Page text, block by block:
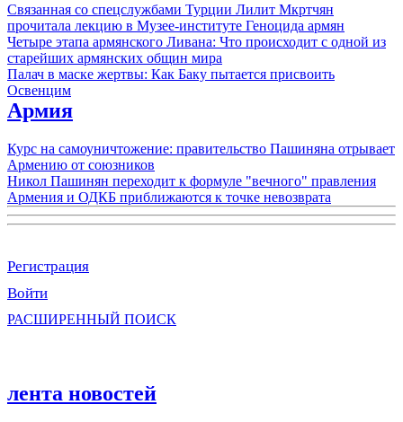
Связанная со спецслужбами Турции Лилит Мкртчян
прочитала лекцию в Музее-институте Геноцида армян
Четыре этапа армянского Ливана: Что происходит с одной из
старейших армянских общин мира
Палач в маске жертвы: Как Баку пытается присвоить
Освенцим
Армия
Курс на самоуничтожение: правительство Пашиняна отрывает
Армению от союзников
Никол Пашинян переходит к формуле "вечного" правления
Армения и ОДКБ приближаются к точке невозврата
Регистрация
Войти
РАСШИРЕННЫЙ ПОИСК
лента новостей